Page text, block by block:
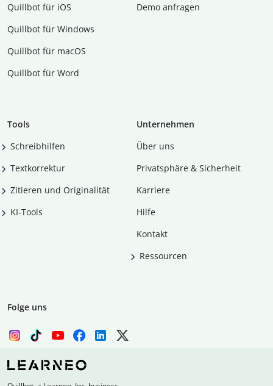
Quillbot für iOS
Quillbot für Windows
Quillbot für macOS
Quillbot für Word
Demo anfragen
Tools
Schreibhilfen
Textkorrektur
Zitieren und Originalität
KI-Tools
Unternehmen
Über uns
Privatsphäre & Sicherheit
Karriere
Hilfe
Kontakt
Ressourcen
Folge uns